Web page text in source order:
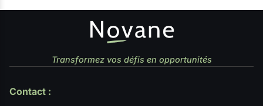
Transformez vos défis en opportunités
Contact :